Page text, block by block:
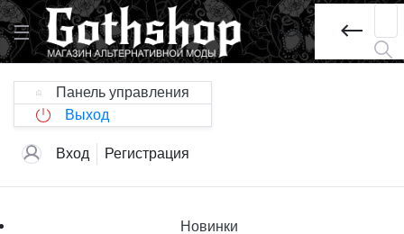
Панель управления
Выход
Вход Регистрация
Новинки